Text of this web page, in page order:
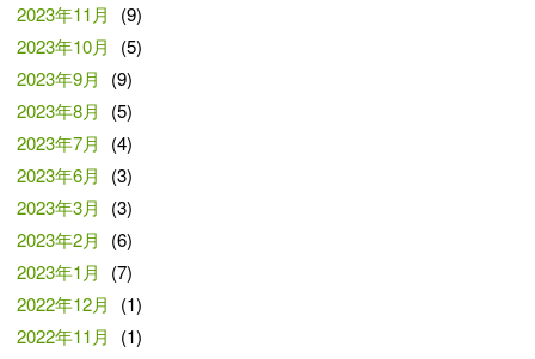
2023年11月
(9)
2023年10月
(5)
2023年9月
(9)
2023年8月
(5)
2023年7月
(4)
2023年6月
(3)
2023年3月
(3)
2023年2月
(6)
2023年1月
(7)
2022年12月
(1)
2022年11月
(1)